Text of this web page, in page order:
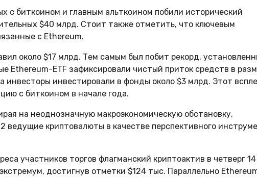
с биткоином и главным альткоином побили исторический
$40 млрд. Стоит также отметить, что ключевым
с Ethereum.
около $17 млрд. Тем самым был побит рекорд,
Ethereum-ETF зафиксировали чистый приток средств в
инвесторы инвестировали в фонды около $3 млрд. Этот
с биткоином в начале года.
на неоднозначную макроэкономическую обстановку,
криптовалюты в качестве перспективного
участников торгов флагманский криптоактив в четверг 14
достигнув отметки $124 тыс. Параллельно